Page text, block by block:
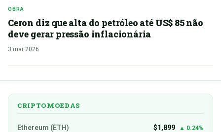
OBRA
Ceron diz que alta do petróleo até US$ 85 não
deve gerar pressão inflacionária
3 mar 2026
CRIPTOMOEDAS
Ethereum (ETH) $1,899 ▲ 0.24%